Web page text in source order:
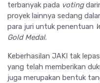
terbanyak pada voting
proyek lainnya sedang
para juri untuk penentuan
Gold Medal.
Keberhasilan JAKI tak
yang telah memberikan
juga merupakan bentuk